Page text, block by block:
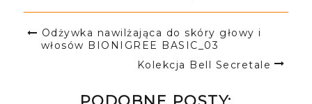
Odżywka nawilżająca do skóry głowy i
włosów BIONIGREE BASIC_03
Kolekcja Bell Secretale